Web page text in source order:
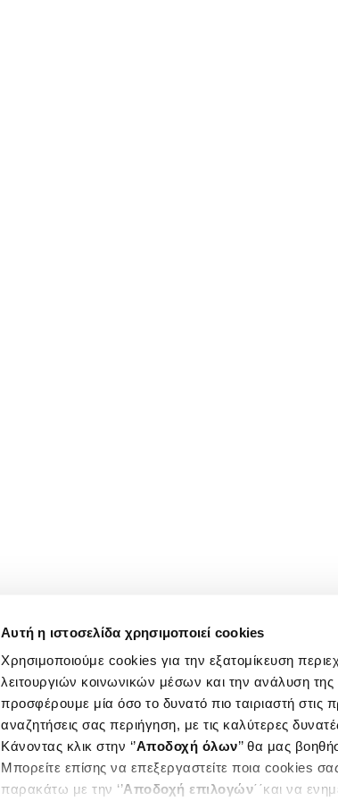
Αυτή η ιστοσελίδα χρησιμοποιεί cookies
Χρησιμοποιούμε cookies για την εξατομίκευση
λειτουργιών κοινωνικών μέσων και την ανάλυση
προσφέρουμε μία όσο το δυνατό πιο ταιριαστή στις
αναζητήσεις σας περιήγηση, με τις καλύτερες
Κάνοντας κλικ στην ‘’Αποδοχή όλων’’ θα μας
Μπορείτε επίσης να επεξεργαστείτε ποια cookies
παρακάτω με την ‘’Αποδοχή επιλογών΄΄και να